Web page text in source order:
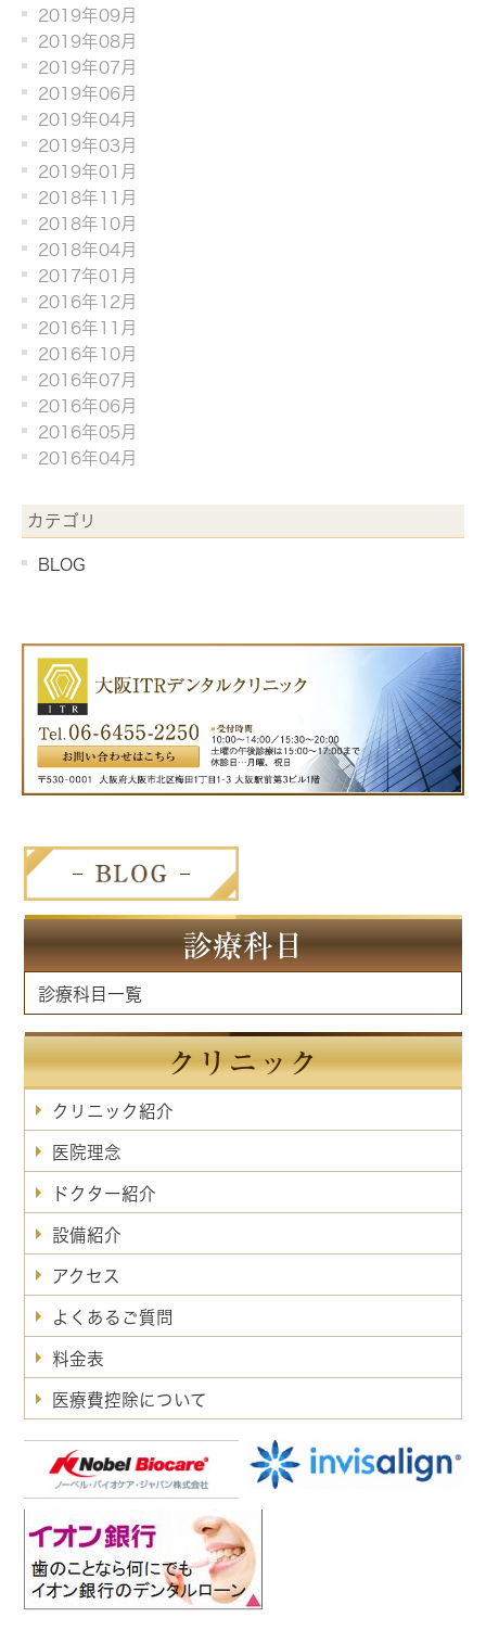
2019年09月
2019年08月
2019年07月
2019年06月
2019年04月
2019年03月
2019年01月
2018年11月
2018年10月
2018年04月
2017年01月
2016年12月
2016年11月
2016年10月
2016年07月
2016年06月
2016年05月
2016年04月
カテゴリ
BLOG
診療科目
診療科目一覧
クリニック
クリニック紹介
医院理念
ドクター紹介
設備紹介
アクセス
よくあるご質問
料金表
医療費控除について